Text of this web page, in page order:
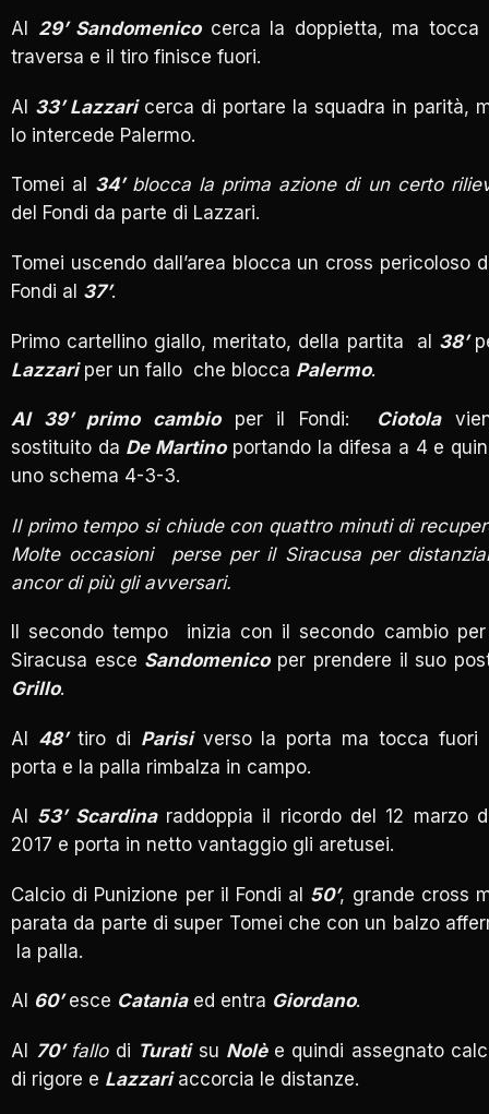
Al 29’ Sandomenicocerca la doppietta, ma tocca
traversa e il tiro finisce fuori.
Al 33’ Lazzaricerca di portare la squadra in parità,
lo intercede Palermo.
Tomei al 34’ blocca la prima azione di un certo
del Fondi da parte di Lazzari.
Tomei uscendo dall’area blocca un cross pericoloso
Fondi al 37’.
Primo cartellino giallo, meritato, della partita al 38’
Lazzariper un fallo che blocca Palermo.
Al 39’ primo cambioper il Fondi: Ciotola
sostituito da De Martinoportando la difesa a 4 e
uno schema 4-3-3.
Il primo tempo si chiude con quattro minuti di
Molte occasioni perse per il Siracusa per
ancor di più gli avversari.
Il secondo tempo inizia con il secondo cambio
Siracusa esce Sandomenicoper prendere il suo
Grillo.
Al 48’tiro di Parisiverso la porta ma tocca fuori
porta e la palla rimbalza in campo.
Al 53’ Scardinaraddoppia il ricordo del 12 marzo
2017 e porta in netto vantaggio gli aretusei.
Calcio di Punizione per il Fondi al 50’, grande cross
parata da parte di super Tomei che con un balzo
la palla.
Al 60’esce Cataniaed entra Giordano.
Al 70’ fallo di Turatisu Nolè e quindi assegnato
di rigore e Lazzariaccorcia le distanze.